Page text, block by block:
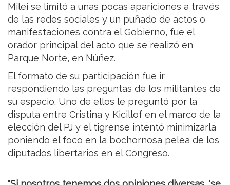
Milei se limitó a unas pocas apariciones a través
de las redes sociales y un puñado de actos o
manifestaciones contra el Gobierno, fue el
orador principal del acto que se realizó en
Parque Norte, en Núñez.
El formato de su participación fue ir
respondiendo las preguntas de los militantes de
su espacio. Uno de ellos le preguntó por la
disputa entre Cristina y Kicillof en el marco de la
elección del PJ y el tigrense intentó minimizarla
poniendo el foco en la bochornosa pelea de los
diputados libertarios en el Congreso.